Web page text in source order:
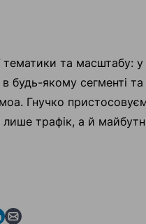
та масштабу: у
будь-якому сегменті
Гнучко
трафік, а й
Messenger
in WhatsApp
us in Telegram
us in Linkedin
Contact us by email